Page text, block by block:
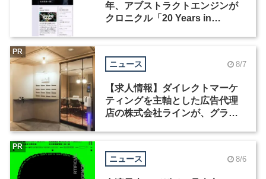
年、アブストラクトエンジンが
クロニクル「20 Years in
ニュース 8/7
【求人情報】ダイレクトマーケ
ティングを主軸とした広告代理
店の株式会社ラインが、グラフ
PR
ニュース 8/6
PR